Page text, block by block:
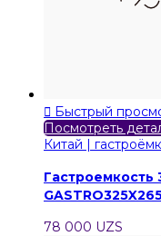
 Быстрый
Посмотреть
Китай |
Гастроемкость
78 000 UZS